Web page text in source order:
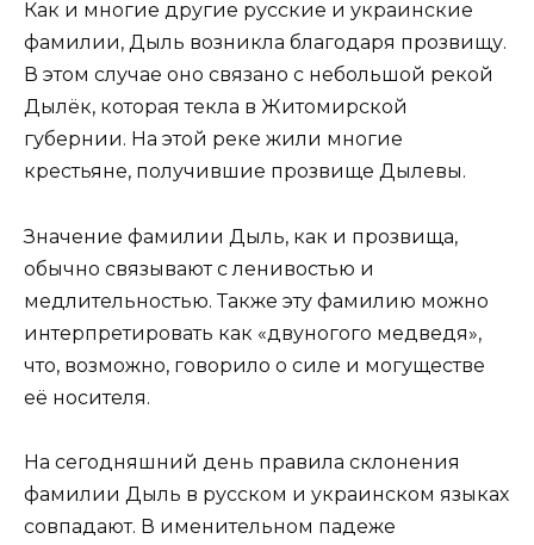
Как и многие другие русские и украинские
фамилии, Дыль возникла благодаря прозвищу.
В этом случае оно связано с небольшой рекой
Дылёк, которая текла в Житомирской
губернии. На этой реке жили многие
крестьяне, получившие прозвище Дылевы.
Значение фамилии Дыль, как и прозвища,
обычно связывают с ленивостью и
медлительностью. Также эту фамилию можно
интерпретировать как «двуногого медведя»,
что, возможно, говорило о силе и могуществе
её носителя.
На сегодняшний день правила склонения
фамилии Дыль в русском и украинском языках
совпадают. В именительном падеже